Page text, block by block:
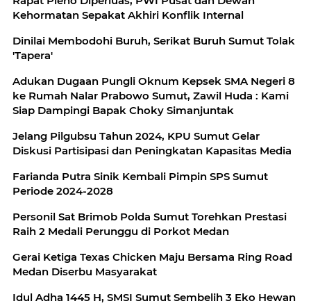
Kehormatan Sepakat Akhiri Konflik Internal
Dinilai Membodohi Buruh, Serikat Buruh Sumut Tolak
'Tapera'
Adukan Dugaan Pungli Oknum Kepsek SMA Negeri 8
ke Rumah Nalar Prabowo Sumut, Zawil Huda : Kami
Siap Dampingi Bapak Choky Simanjuntak
Jelang Pilgubsu Tahun 2024, KPU Sumut Gelar
Diskusi Partisipasi dan Peningkatan Kapasitas Media
Farianda Putra Sinik Kembali Pimpin SPS Sumut
Periode 2024-2028
Personil Sat Brimob Polda Sumut Torehkan Prestasi
Raih 2 Medali Perunggu di Porkot Medan
Gerai Ketiga Texas Chicken Maju Bersama Ring Road
Medan Diserbu Masyarakat
Idul Adha 1445 H, SMSI Sumut Sembelih 3 Eko Hewan